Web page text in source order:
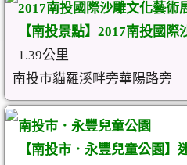
2017南投國際沙雕文化藝術
【南投景點】2017南投國
1.39公里
南投市貓羅溪畔旁華陽路旁
南投市．永豐兒童公園
【南投市．永豐兒童公園